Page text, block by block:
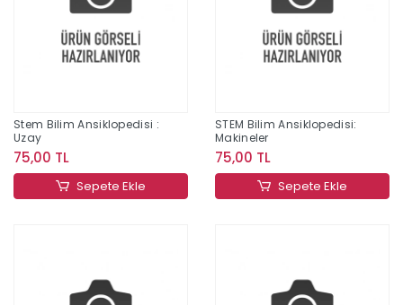
Stem Bilim Ansiklopedisi :
Uzay
75,00 TL
Sepete Ekle
STEM Bilim Ansiklopedisi:
Makineler
75,00 TL
Sepete Ekle